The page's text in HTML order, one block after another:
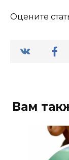
Оцените
Вам